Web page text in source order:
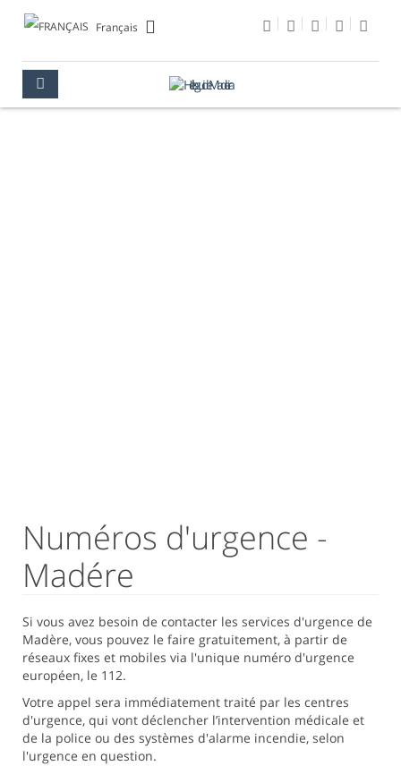
Français
Numéros d'urgence -
Madére
Si vous avez besoin de contacter les services d'urgence de
Madère, vous pouvez le faire gratuitement, à partir de
réseaux fixes et mobiles via l'unique numéro d'urgence
européen, le 112.
Votre appel sera immédiatement traité par les centres
d'urgence, qui vont déclencher l’intervention médicale et
de la police ou des systèmes d'alarme incendie, selon
l'urgence en question.